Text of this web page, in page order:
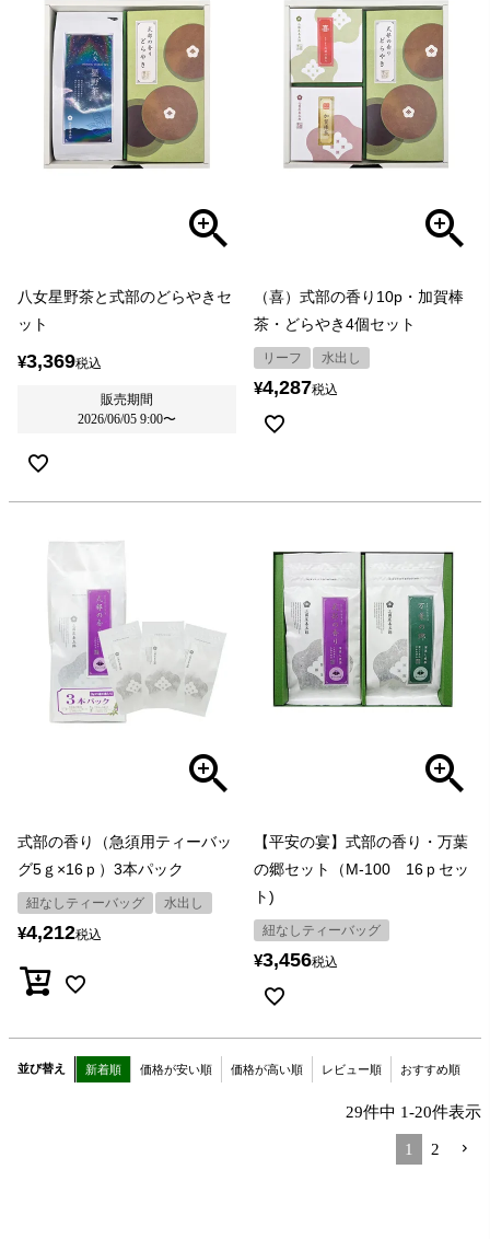
八女星野茶と式部のどらやきセ
ット
¥3,369税込
販売期間
2026/06/05 9:00〜
（喜）式部の香り10p・加賀棒
茶・どらやき4個セット
リーフ 水出し
¥4,287税込
式部の香り（急須用ティーバッ
グ5ｇ×16ｐ）3本パック
紐なしティーバッグ 水出し
¥4,212税込
【平安の宴】式部の香り・万葉
の郷セット（M-100 16ｐセッ
ト)
紐なしティーバッグ
¥3,456税込
並び替え 新着順 価格が安い順 価格が高い順 レビュー順 おすすめ順
29件中 1-20件表示
1 2